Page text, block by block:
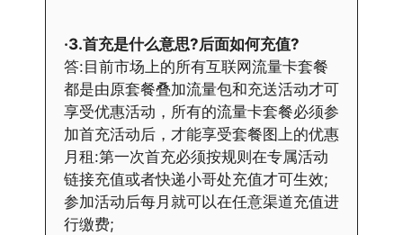
·3.首充是什么意思?后面如何充值?
答:目前市场上的所有互联网流量卡套餐
都是由原套餐叠加流量包和充送活动才可
享受优惠活动，所有的流量卡套餐必须参
加首充活动后，才能享受套餐图上的优惠
月租:第一次首充必须按规则在专属活动
链接充值或者快递小哥处充值才可生效;
参加活动后每月就可以在任意渠道充值进
行缴费;